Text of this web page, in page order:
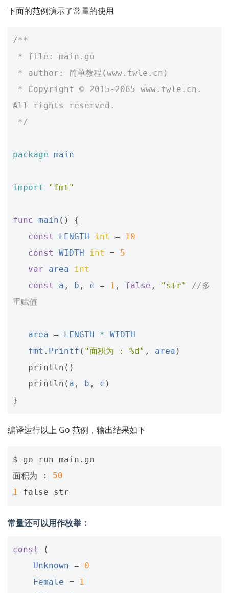
下面的范例演示了常量的使用
/**
* file: main.go
* author: 简单教程(www.twle.cn)
All rights reserved.
*/
package main
import "fmt"
func main ()
{
const
LENGTH int =
10
const
WIDTH int =
5
var
area
int
const
a , b , c = 1 , false , "str"
//多
重赋值
area = LENGTH *
WIDTH
fmt . Printf ( "面积为 : %d" , area )
println ()
println ( a , b , c )
}
编译运行以上 Go 范例，输出结果如下
$ go run main.go
面积为 : 50
1
false
常量还可以用作枚举：
const
(
Unknown =
0
Female =
1